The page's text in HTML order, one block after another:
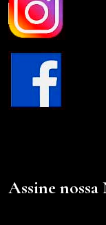
Assine